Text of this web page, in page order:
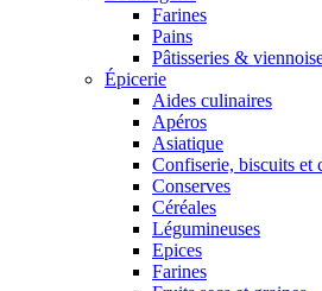
Farines
Pains
Pâtisseries &
Épicerie
Aides culinaires
Apéros
Asiatique
Confiserie, biscuits et
Conserves
Céréales
Légumineuses
Epices
Farines